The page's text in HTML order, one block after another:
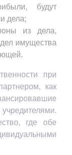
будут
дела;
из дела,
имущества
при
как
где обе